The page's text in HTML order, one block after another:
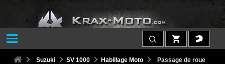
Suzuki SV 1000 Habillage Moto Passage de roue